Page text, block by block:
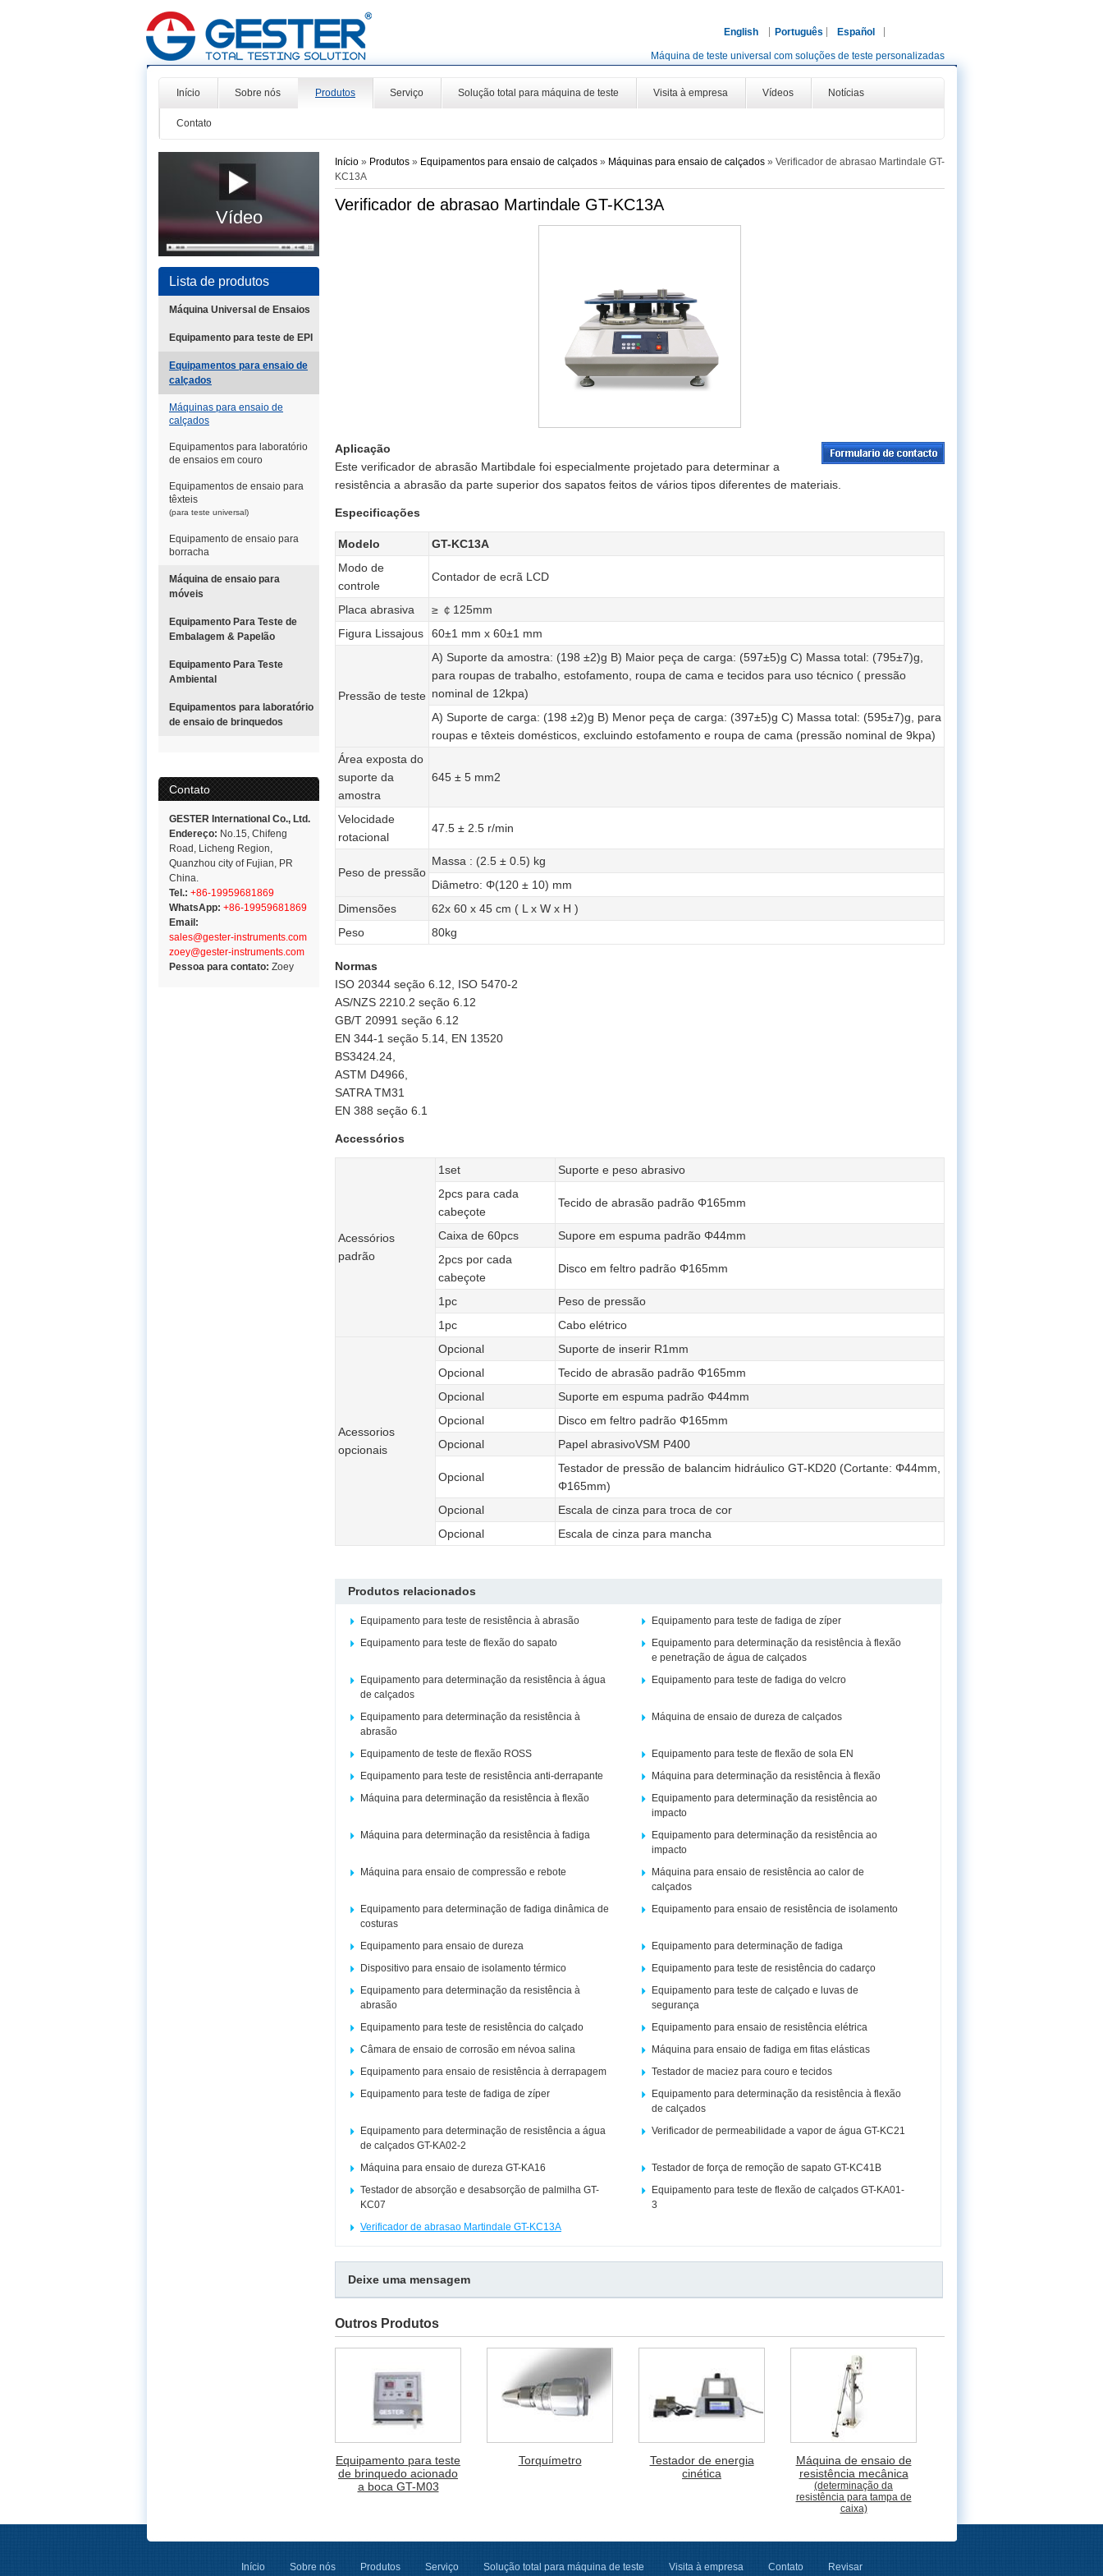
English Português Español
Máquina de teste universal com soluções de teste personalizadas
Início Sobre nós Produtos Serviço Solução total para máquina de teste Visita à empresa Vídeos Notícias
Contato
Vídeo
Lista de produtos
Máquina Universal de Ensaios
Equipamento para teste de EPI
Equipamentos para ensaio de
calçados
Máquinas para ensaio de
calçados
Equipamentos para laboratório
de ensaios em couro
Equipamentos de ensaio para
têxteis
(para teste universal)
Equipamento de ensaio para
borracha
Máquina de ensaio para
móveis
Equipamento Para Teste de
Embalagem & Papelão
Equipamento Para Teste
Ambiental
Equipamentos para laboratório
de ensaio de brinquedos
Contato
GESTER International Co., Ltd.
Endereço: No.15, Chifeng
Road, Licheng Region,
Quanzhou city of Fujian, PR
China.
Tel.: +86-19959681869
WhatsApp: +86-19959681869
Email:
sales@gester-instruments.com
zoey@gester-instruments.com
Pessoa para contato: Zoey
Início » Produtos » Equipamentos para ensaio de calçados » Máquinas para ensaio de calçados » Verificador de abrasao Martindale GT-
KC13A
Verificador de abrasao Martindale GT-KC13A
Aplicação
Este verificador de abrasão Martibdale foi especialmente projetado para determinar a
resistência a abrasão da parte superior dos sapatos feitos de vários tipos diferentes de materiais.
Especificações
Modelo
GT-KC13A
Modo de
controle
Contador de ecrã LCD
Placa abrasiva
≥ ￠125mm
Figura Lissajous
60±1 mm x 60±1 mm
Pressão de teste
A) Suporte da amostra: (198 ±2)g B) Maior peça de carga: (597±5)g C) Massa total: (795±7)g,
para roupas de trabalho, estofamento, roupa de cama e tecidos para uso técnico ( pressão
nominal de 12kpa)
A) Suporte de carga: (198 ±2)g B) Menor peça de carga: (397±5)g C) Massa total: (595±7)g, para
roupas e têxteis domésticos, excluindo estofamento e roupa de cama (pressão nominal de 9kpa)
Área exposta do
suporte da
amostra
645 ± 5 mm2
Velocidade
rotacional
47.5 ± 2.5 r/min
Peso de pressão
Massa : (2.5 ± 0.5) kg
Diâmetro: Φ(120 ± 10) mm
Dimensões
62x 60 x 45 cm ( L x W x H )
Peso
80kg
Normas
ISO 20344 seção 6.12, ISO 5470-2
AS/NZS 2210.2 seção 6.12
GB/T 20991 seção 6.12
EN 344-1 seção 5.14, EN 13520
BS3424.24,
ASTM D4966,
SATRA TM31
EN 388 seção 6.1
Accessórios
Acessórios
padrão
1set
Suporte e peso abrasivo
2pcs para cada
cabeçote
Tecido de abrasão padrão Φ165mm
Caixa de 60pcs
Supore em espuma padrão Φ44mm
2pcs por cada
cabeçote
Disco em feltro padrão Φ165mm
1pc
Peso de pressão
1pc
Cabo elétrico
Acessorios
opcionais
Opcional
Suporte de inserir R1mm
Opcional
Tecido de abrasão padrão Φ165mm
Opcional
Suporte em espuma padrão Φ44mm
Opcional
Disco em feltro padrão Φ165mm
Opcional
Papel abrasivoVSM P400
Opcional
Testador de pressão de balancim hidráulico GT-KD20 (Cortante: Φ44mm,
Φ165mm)
Opcional
Escala de cinza para troca de cor
Opcional
Escala de cinza para mancha
Produtos relacionados
Equipamento para teste de resistência à abrasão
Equipamento para teste de fadiga de zíper
Equipamento para teste de flexão do sapato
Equipamento para determinação da resistência à flexão
e penetração de água de calçados
Equipamento para determinação da resistência à água
de calçados
Equipamento para teste de fadiga do velcro
Equipamento para determinação da resistência à
abrasão
Máquina de ensaio de dureza de calçados
Equipamento de teste de flexão ROSS
Equipamento para teste de flexão de sola EN
Equipamento para teste de resistência anti-derrapante
Máquina para determinação da resistência à flexão
Máquina para determinação da resistência à flexão
Equipamento para determinação da resistência ao
impacto
Máquina para determinação da resistência à fadiga
Equipamento para determinação da resistência ao
impacto
Máquina para ensaio de compressão e rebote
Máquina para ensaio de resistência ao calor de
calçados
Equipamento para determinação de fadiga dinâmica de
costuras
Equipamento para ensaio de resistência de isolamento
Equipamento para ensaio de dureza
Equipamento para determinação de fadiga
Dispositivo para ensaio de isolamento térmico
Equipamento para teste de resistência do cadarço
Equipamento para determinação da resistência à
abrasão
Equipamento para teste de calçado e luvas de
segurança
Equipamento para teste de resistência do calçado
Equipamento para ensaio de resistência elétrica
Câmara de ensaio de corrosão em névoa salina
Máquina para ensaio de fadiga em fitas elásticas
Equipamento para ensaio de resistência à derrapagem
Testador de maciez para couro e tecidos
Equipamento para teste de fadiga de zíper
Equipamento para determinação da resistência à flexão
de calçados
Equipamento para determinação de resistência a água
de calçados GT-KA02-2
Verificador de permeabilidade a vapor de água GT-KC21
Máquina para ensaio de dureza GT-KA16
Testador de força de remoção de sapato GT-KC41B
Testador de absorção e desabsorção de palmilha GT-
KC07
Equipamento para teste de flexão de calçados GT-KA01-
3
Verificador de abrasao Martindale GT-KC13A
Deixe uma mensagem
Outros Produtos
Equipamento para teste
de brinquedo acionado
a boca GT-M03
Torquímetro
Testador de energia
cinética
Máquina de ensaio de
resistência mecânica
(determinação da
resistência para tampa de
caixa)
Início Sobre nós Produtos Serviço Solução total para máquina de teste Visita à empresa Contato Revisar